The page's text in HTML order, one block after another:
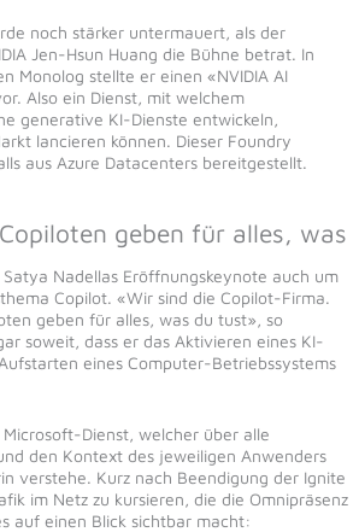
noch stärker untermauert, als der
Jen-Hsun Huang die Bühne betrat. In
Monolog stellte er einen «NVIDIA AI
Also ein Dienst, mit welchem
generative KI-Dienste entwickeln,
lancieren können. Dieser Foundry
aus Azure Datacenters bereitgestellt.
geben für alles, was
Nadellas Eröffnungskeynote auch um
Copilot. «Wir sind die Copilot-Firma.
geben für alles, was du tust», so
soweit, dass er das Aktivieren eines KI-
eines Computer-Betriebssystems
Dienst, welcher über alle
den Kontext des jeweiligen Anwenders
verstehe. Kurz nach Beendigung der Ignite
im Netz zu kursieren, die die Omnipräsenz
auf einen Blick sichtbar macht: